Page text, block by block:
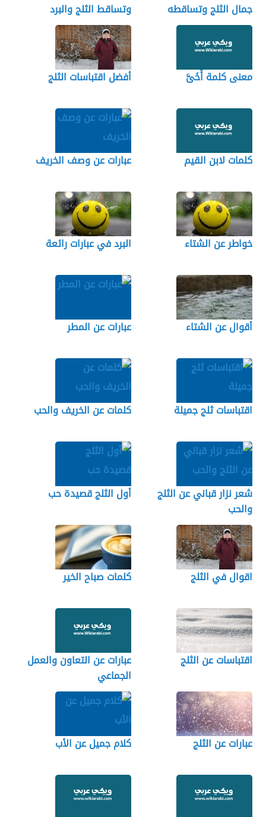
جمال الثلج وتساقطه
وتساقط الثلج والبرد
معنى كلمة أُخَىَّ أفضل اقتباسات الثلج
كلمات لابن القيم عبارات عن وصف الخريف
خواطر عن الشتاء البرد في عبارات رائعة
أقوال عن الشتاء عبارات عن المطر
اقتباسات ثلج جميلة كلمات عن الخريف والحب
شعر نزار قباني عن الثلج
والحب
أول الثلج قصيدة حب
اقوال في الثلج كلمات صباح الخير
اقتباسات عن الثلج
عبارات عن التعاون والعمل
الجماعي
عبارات عن الثلج كلام جميل عن الأب